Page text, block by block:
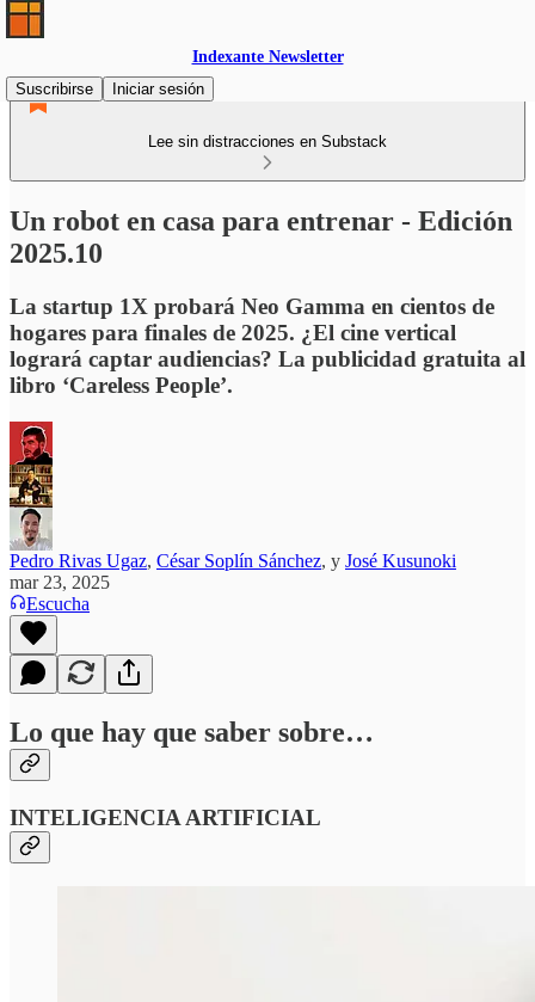
Indexante Newsletter
Suscribirse
Iniciar sesión
Lee sin distracciones en Substack
Un robot en casa para entrenar - Edición
2025.10
La startup 1X probará Neo Gamma en cientos de
hogares para finales de 2025. ¿El cine vertical
logrará captar audiencias? La publicidad gratuita al
libro ‘Careless People’.
Pedro Rivas Ugaz, César Soplín Sánchez, y José Kusunoki
mar 23, 2025
Escucha
Lo que hay que saber sobre…
INTELIGENCIA ARTIFICIAL